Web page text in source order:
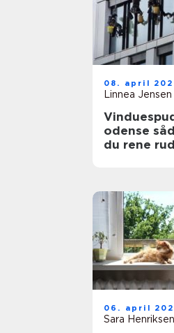
08. april
Linnea Jensen
odense sådan får
du rene
06. april
Sara Henriksen